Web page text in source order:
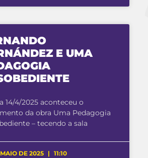
E UMA
14/4/2025 aconteceu o
da obra Uma Pedagogia
– tecendo a sala
DE 2025 11:10